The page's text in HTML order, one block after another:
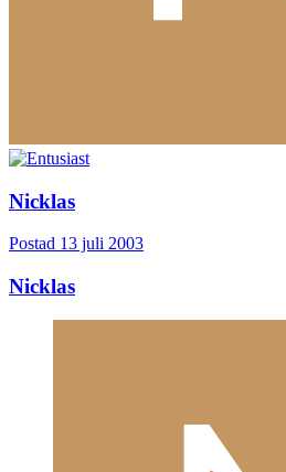
Nicklas
Postad 13 juli 2003
Nicklas